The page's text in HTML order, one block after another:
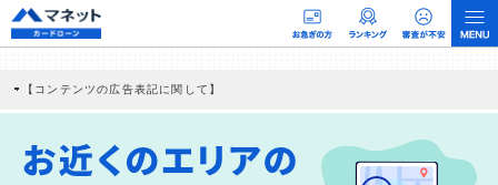
【コンテンツの広告表記に関して】
社に対して企業から紹介報酬が支払われるという収益モデルです。 ただし、特定の
商品を根拠なくPRするものではなく、当編集部の調査／ユーザーへの口コミ収集な
どに基づき、公平性を担保した情報提供を行っています。